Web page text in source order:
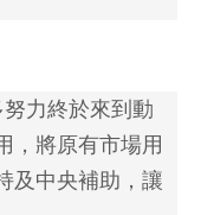
力終於來到動
，將原有市場用
及中央補助，讓